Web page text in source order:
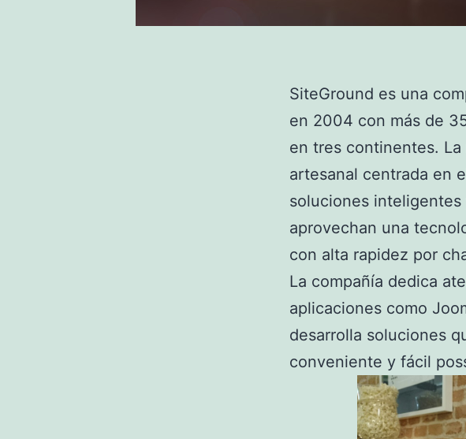
SiteGround es una
en 2004 con más de
en tres continentes.
artesanal centrada en
soluciones
aprovechan una
con alta rapidez por
La compañía dedica
aplicaciones como
desarrolla soluciones
conveniente y fácil